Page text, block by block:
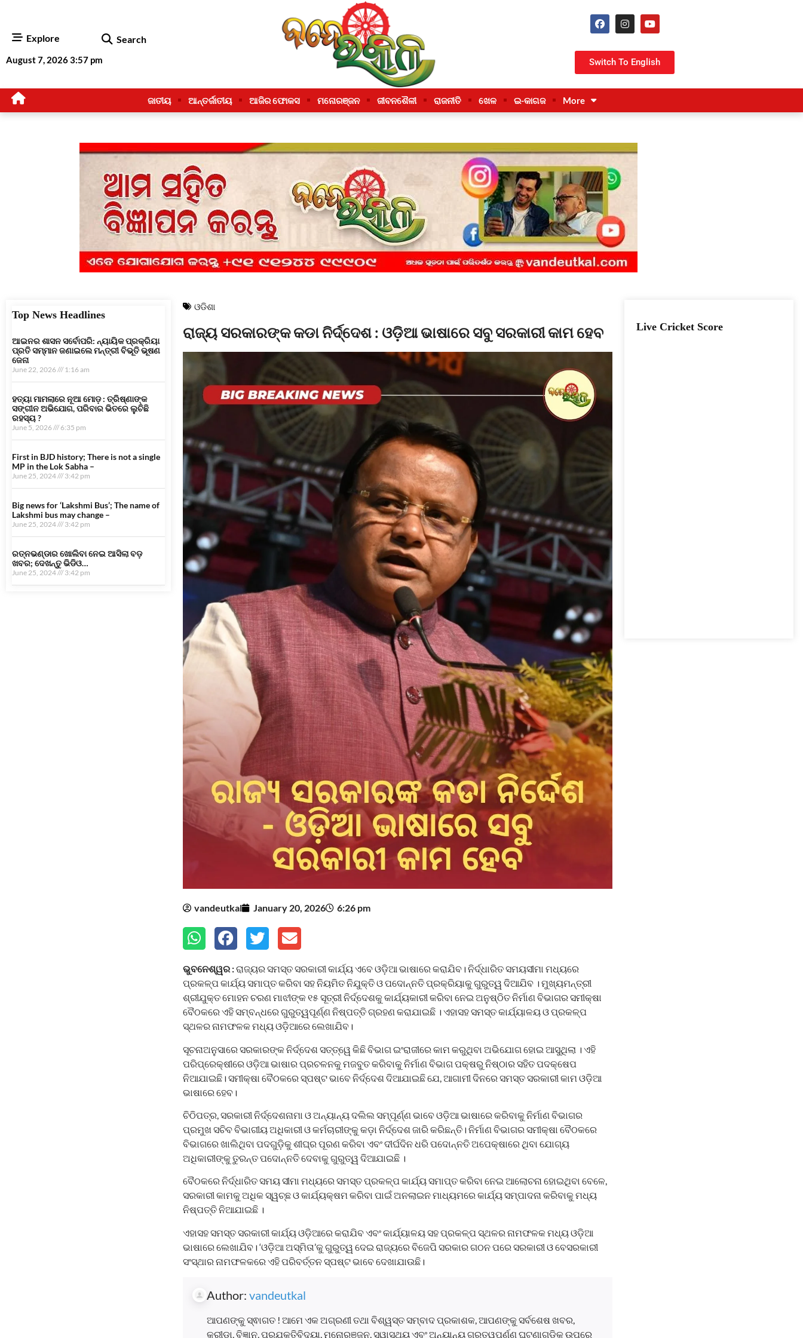
Explore Search
August 7, 2026 3:57 pm Switch To English
ଜାତୀୟ ଆନ୍ତର୍ଜାତୀୟ ଆଜିର ଫୋକସ ମନୋରଞ୍ଜନ ଜୀବନଶୈଳୀ ରାଜନୀତି ଖେଳ ଇ-କାଗଜ More
Top News Headlines
ଆଇନର ଶାସନ ସର୍ବୋପରି: ନ୍ୟାୟିକ ପ୍ରକ୍ରିୟା
ପ୍ରତି ସମ୍ମାନ ଜଣାଇଲେ ମନ୍ତ୍ରୀ ବିଭୂତି ଭୂଷଣ
ଜେନା
June 22, 2026 1:16 am
ହତ୍ୟା ମାମଲାରେ ନୂଆ ମୋଡ଼ : ତ୍ରିଷ୍ଣାଙ୍କ
ସଙ୍ଗୀନ ଅଭିଯୋଗ, ପରିବାର ଭିତରେ ଲୁଚିଛି
ରହସ୍ୟ ?
June 5, 2026 6:35 pm
First in BJD history; There is not a single
MP in the Lok Sabha –
June 25, 2024 3:42 pm
Big news for ‘Lakshmi Bus’; The name of
Lakshmi bus may change –
June 25, 2024 3:42 pm
ରତ୍ନଭଣ୍ଡାର ଖୋଲିବା ନେଇ ଆସିଲା ବଡ଼
ଖବର; ଦେଖନ୍ତୁ ଭିଡିଓ…
June 25, 2024 3:42 pm
ଓଡିଶା
ରାଜ୍ୟ ସରକାରଙ୍କ କଡା ନିର୍ଦ୍ଦେଶ : ଓଡ଼ିଆ ଭାଷାରେ ସବୁ ସରକାରୀ କାମ ହେବ
vandeutkal January 20, 2026 6:26 pm
ଭୁବନେଶ୍ୱର :ରାଜ୍ୟର ସମସ୍ତ ସରକାରୀ କାର୍ଯ୍ୟ ଏବେ ଓଡ଼ିଆ ଭାଷାରେ କରାଯିବ। ନିର୍ଦ୍ଧାରିତ ସମୟସୀମା ମଧ୍ୟରେ
ପ୍ରକଳ୍ପ କାର୍ଯ୍ୟ ସମାପ୍ତ କରିବା ସହ ନିୟମିତ ନିଯୁକ୍ତି ଓ ପଦୋନ୍ନତି ପ୍ରକ୍ରିୟାକୁ ଗୁରୁତ୍ୱ ଦିଆଯିବ । ମୁଖ୍ୟମନ୍ତ୍ରୀ
ଶ୍ରୀଯୁକ୍ତ ମୋହନ ଚରଣ ମାଝୀଙ୍କ ୧୫ ସୂତ୍ରୀ ନିର୍ଦ୍ଦେଶକୁ କାର୍ଯ୍ୟକାରୀ କରିବା ନେଇ ଅନୁଷ୍ଠିତ ନିର୍ମାଣ ବିଭାଗର ସମୀକ୍ଷା
ବୈଠକରେ ଏହି ସମ୍ବନ୍ଧରେ ଗୁରୁତ୍ୱପୂର୍ଣ୍ଣ ନିଷ୍ପତ୍ତି ଗ୍ରହଣ କରାଯାଇଛି । ଏହାସହ ସମସ୍ତ କାର୍ଯ୍ୟାଳୟ ଓ ପ୍ରକଳ୍ପ
ସ୍ଥଳର ନାମଫଳକ ମଧ୍ୟ ଓଡ଼ିଆରେ ଲେଖାଯିବ।
ସୂଚନାଅନୁସାରେ ସରକାରଙ୍କ ନିର୍ଦ୍ଦେଶ ସତ୍ତ୍ୱେ କିଛି ବିଭାଗ ଇଂରାଜୀରେ କାମ କରୁଥିବା ଅଭିଯୋଗ ହୋଇ ଆସୁଥିଲା । ଏହି
ପରିପ୍ରେକ୍ଷୀରେ ଓଡ଼ିଆ ଭାଷାର ପ୍ରଚଳନକୁ ମଜବୁତ କରିବାକୁ ନିର୍ମାଣ ବିଭାଗ ପକ୍ଷରୁ ନିଷ୍ଠାର ସହିତ ପଦକ୍ଷେପ
ନିଆଯାଇଛି। ସମୀକ୍ଷା ବୈଠକରେ ସ୍ପଷ୍ଟ ଭାବେ ନିର୍ଦ୍ଦେଶ ଦିଆଯାଇଛି ଯେ, ଆଗାମୀ ଦିନରେ ସମସ୍ତ ସରକାରୀ କାମ ଓଡ଼ିଆ
ଭାଷାରେ ହେବ।
ଚିଠିପତ୍ର, ସରକାରୀ ନିର୍ଦ୍ଦେଶନାମା ଓ ଅନ୍ୟାନ୍ୟ ଦଲିଲ ସମ୍ପୂର୍ଣ୍ଣ ଭାବେ ଓଡ଼ିଆ ଭାଷାରେ କରିବାକୁ ନିର୍ମାଣ ବିଭାଗର
ପ୍ରମୁଖ ସଚିବ ବିଭାଗୀୟ ଅଧିକାରୀ ଓ କର୍ମଚାରୀଙ୍କୁ କଡ଼ା ନିର୍ଦ୍ଦେଶ ଜାରି କରିଛନ୍ତି। ନିର୍ମାଣ ବିଭାଗର ସମୀକ୍ଷା ବୈଠକରେ
ବିଭାଗରେ ଖାଲିଥିବା ପଦଗୁଡ଼ିକୁ ଶୀଘ୍ର ପୂରଣ କରିବା ଏବଂ ଦୀର୍ଘଦିନ ଧରି ପଦୋନ୍ନତି ଅପେକ୍ଷାରେ ଥିବା ଯୋଗ୍ୟ
ଅଧିକାରୀଙ୍କୁ ତୁରନ୍ତ ପଦୋନ୍ନତି ଦେବାକୁ ଗୁରୁତ୍ୱ ଦିଆଯାଇଛି ।
ବୈଠକରେ ନିର୍ଦ୍ଧାରିତ ସମୟ ସୀମା ମଧ୍ୟରେ ସମସ୍ତ ପ୍ରକଳ୍ପ କାର୍ଯ୍ୟ ସମାପ୍ତ କରିବା ନେଇ ଆଲୋଚନା ହୋଇଥିବା ବେଳେ,
ସରକାରୀ କାମକୁ ଅଧିକ ସ୍ୱଚ୍ଛ ଓ କାର୍ଯ୍ୟକ୍ଷମ କରିବା ପାଇଁ ଅନଲାଇନ ମାଧ୍ୟମରେ କାର୍ଯ୍ୟ ସମ୍ପାଦନା କରିବାକୁ ମଧ୍ୟ
ନିଷ୍ପତ୍ତି ନିଆଯାଇଛି ।
ଏହାସହ ସମସ୍ତ ସରକାରୀ କାର୍ଯ୍ୟ ଓଡ଼ିଆରେ କରାଯିବ ଏବଂ କାର୍ଯ୍ୟାଳୟ ସହ ପ୍ରକଳ୍ପ ସ୍ଥଳର ନାମଫଳକ ମଧ୍ୟ ଓଡ଼ିଆ
ଭାଷାରେ ଲେଖାଯିବ। ‘ଓଡ଼ିଆ ଅସ୍ମିତା’କୁ ଗୁରୁତ୍ୱ ଦେଇ ରାଜ୍ୟରେ ବିଜେପି ସରକାର ଗଠନ ପରେ ସରକାରୀ ଓ ବେସରକାରୀ
ସଂସ୍ଥାର ନାମଫଳକରେ ଏହି ପରିବର୍ତ୍ତନ ସ୍ପଷ୍ଟ ଭାବେ ଦେଖାଯାଉଛି।
Author: vandeutkal
ଆପଣଙ୍କୁ ସ୍ଵାଗତ ! ଆମେ ଏକ ଅଗ୍ରଣୀ ତଥା ବିଶ୍ୱସ୍ତ ସମ୍ବାଦ ପ୍ରକାଶକ, ଆପଣଙ୍କୁ ସର୍ବଶେଷ ଖବର,
କ୍ରୀଡା, ବିଜ୍ଞାନ, ପ୍ରଯୁକ୍ତିବିଦ୍ୟା, ମନୋରଞ୍ଜନ, ସ୍ୱାସ୍ଥ୍ୟ ଏବଂ ଅନ୍ୟାନ୍ୟ ଗୁରୁତ୍ୱପୂର୍ଣ୍ଣ ଘଟଣାଗୁଡ଼ିକ ଉପରେ
Live Cricket Score